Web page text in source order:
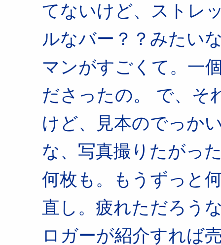
てないけど、ストレ
ルなバー？？みたい
マンがすごくて。一
ださったの。 で、そ
けど、見本のでっか
な、写真撮りたがっ
何枚も。もうずっと
直し。疲れただろう
ロガーが紹介すれば